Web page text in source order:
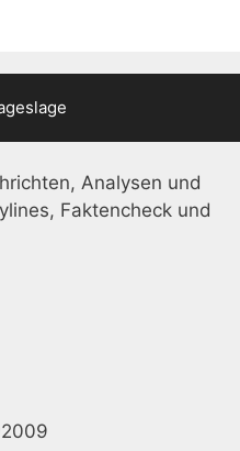
Analysen und
Faktencheck und